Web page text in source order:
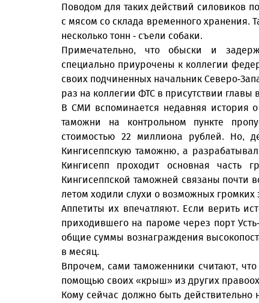
Поводом для таких действий силовиков
с мясом со склада временного хранения.
несколько тонн - съели собаки.
Примечательно, что обыски и
специально приурочены к коллегии
своих подчиненных начальник Северо-
раз на коллегии ФТС в присутствии
В СМИ вспоминается недавняя история
таможни на контрольном пункте
стоимостью 22 миллиона рублей. Но,
Кингисеппскую таможню, а
Кингисепп проходит основная
Кингисеппской таможней связаны почти
летом ходили слухи о возможных
Аппетиты их впечатляют. Если верить
приходившего на пароме через порт
общие суммы вознаграждения
в месяц.
Впрочем, сами таможенники считают, что
помощью своих «крыш» из других
Кому сейчас должно быть действительно